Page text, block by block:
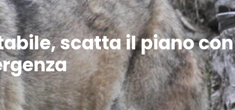
scatta il piano con